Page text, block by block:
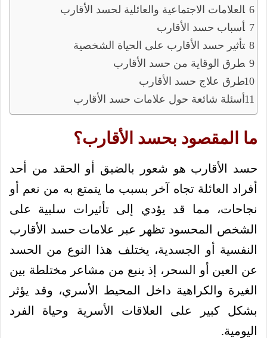
العلامات الاجتماعية والعائلية لحسد الأقارب
أسباب حسد الأقارب
تأثير حسد الأقارب على الحياة الشخصية
طرق الوقاية من حسد الأقارب
طرق علاج حسد الأقارب
أسئلة شائعة حول علامات حسد الأقارب
ما المقصود بحسد الأقارب؟
حسد الأقارب هو شعور بالضيق أو الحقد من أحد
أفراد العائلة تجاه آخر بسبب ما يتمتع به من نعم أو
نجاحات، مما قد يؤدي إلى تأثيرات سلبية على
الشخص المحسود تظهر عبر علامات حسد الأقارب
النفسية أو الجسدية، يختلف هذا النوع من الحسد
عن العين أو السحر، إذ ينبع من مشاعر مختلطة بين
الغيرة والكراهية داخل المحيط الأسري، وقد يؤثر
بشكل كبير على العلاقات الأسرية وحياة الفرد
اليومية.